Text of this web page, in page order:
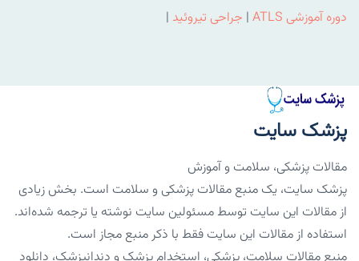
دوره آموزشی ATLS | جراحی تیروئید |
پزشک سایت
مقالات پزشکی، سلامت و آموزش
پزشک سایت، یک منبع مقالات پزشکی و سلامت است. بخش زیادی
از مقالات این سایت توسط مسئولین سایت نوشته یا ترجمه شده‌اند.
استفاده از مقالات این سایت فقط با ذکر منبع مجاز است.